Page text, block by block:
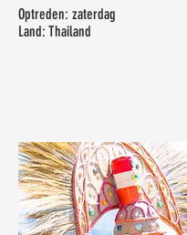
Optreden: zaterdag
Land: Thailand